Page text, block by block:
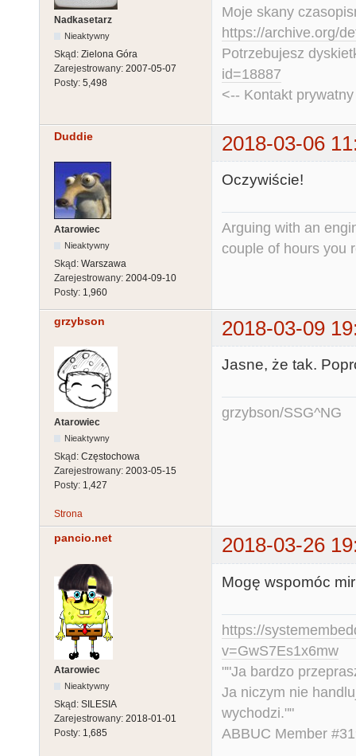
Nadkasetarz
Nieaktywny
Skąd: Zielona Góra
Zarejestrowany: 2007-05-07
Posty: 5,498
Moje skany
https://archive.org/
Potrzebujesz
id=18887
<-- Kontakt
Duddie 2018-03-06
Atarowiec
Nieaktywny
Skąd: Warszawa
Zarejestrowany: 2004-09-10
Posty: 1,960
Oczywiście!
Arguing with an
couple of hours you
grzybson 2018-03-09
Atarowiec
Nieaktywny
Skąd: Częstochowa
Zarejestrowany: 2003-05-15
Posty: 1,427
Jasne, że tak.
grzybson/SSG^NG
Strona
pancio.net 2018-03-26
Atarowiec
Nieaktywny
Skąd: SILESIA
Zarejestrowany: 2018-01-01
Posty: 1,685
Mogę wspomóc
https://
v=GwS7Es1x6mw
""Ja bardzo
Ja niczym nie
wychodzi.""
ABBUC Member